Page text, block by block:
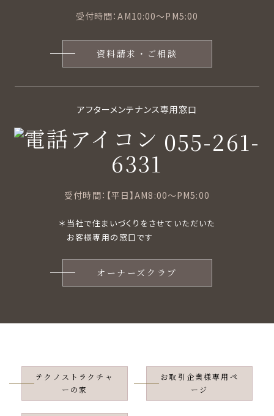
受付時間：AM10:00〜PM5:00
資料請求・ご相談
アフターメンテナンス専用窓口
055-261-
6331
受付時間：【平日】AM8:00〜PM5:00
＊当社で住まいづくりをさせていただいた
お客様専用の窓口です
オーナーズクラブ
テクノストラクチャ
ーの家
お取引企業様専用ペ
ージ